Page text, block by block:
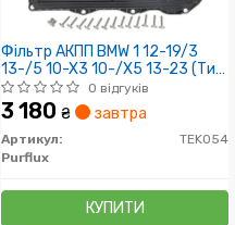
Фільтр АКПП BMW 1 12-19/3
13-/5 10-X3 10-/X5 13-23 (Тип
КП: 8HP45Z)0 відгуків
3 180 ₴ завтра
Артикул:
TEK054
Purflux
КУПИТИ